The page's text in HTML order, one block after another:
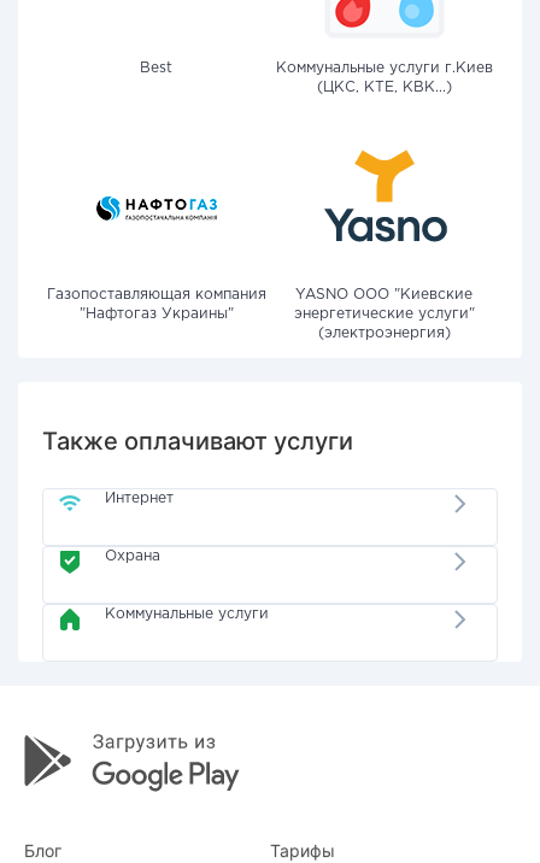
Best
Коммунальные услуги г.Киев
(ЦКС, КТЕ, КВК...)
Газопоставляющая компания
"Нафтогаз Украины"
YASNO OOO "Киевские
энергетические услуги"
(электроэнергия)
Также оплачивают услуги
Интернет
Охрана
Коммунальные услуги
Блог Тарифы